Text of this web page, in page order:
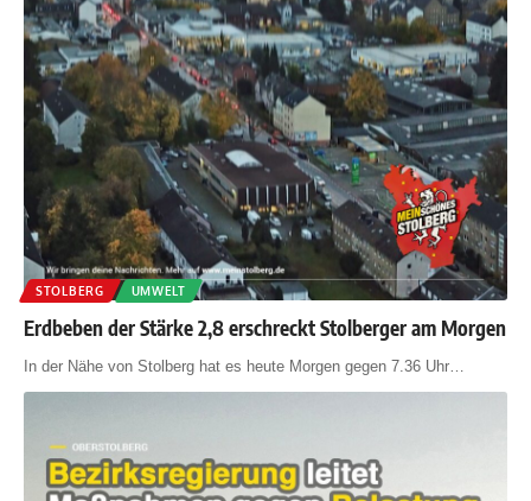
STOLBERG UMWELT
Erdbeben der Stärke 2,8 erschreckt Stolberger am Morgen
In der Nähe von Stolberg hat es heute Morgen gegen 7.36 Uhr